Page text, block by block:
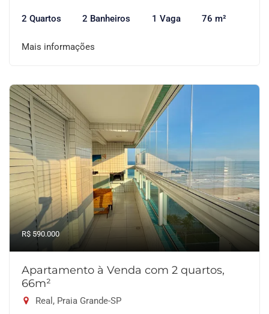
2 Quartos 2 Banheiros 1 Vaga 76 m²
Mais informações
R$ 590.000
Apartamento à Venda com 2 quartos,
66m²
Real, Praia Grande-SP